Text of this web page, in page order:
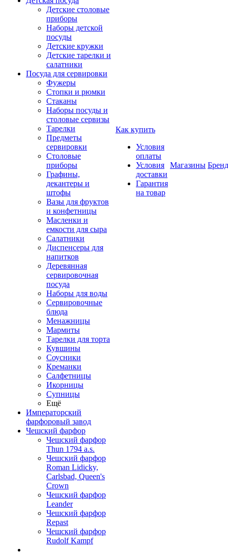
Детские столовые
приборы
Наборы детской
посуды
Детские кружки
Детские тарелки и
салатники
Посуда для сервировки
Фужеры
Стопки и рюмки
Стаканы
Наборы посуды и
столовые сервизы
Тарелки
Предметы
сервировки
Столовые
приборы
Графины,
декантеры и
штофы
Вазы для фруктов
и конфетницы
Масленки и
емкости для сыра
Салатники
Диспенсеры для
напитков
Деревянная
сервировочная
посуда
Наборы для воды
Сервировочные
блюда
Менажницы
Мармиты
Тарелки для торта
Кувшины
Соусники
Креманки
Салфетницы
Икорницы
Супницы
Ещё
Императорский
фарфоровый завод
Чешский фарфор
Чешский фарфор
Thun 1794 a.s.
Чешский фарфор
Roman Lidicky,
Carlsbad, Queen's
Crown
Чешский фарфор
Leander
Чешский фарфор
Repast
Чешский фарфор
Rudolf Kampf
Как купить
Условия
оплаты
Условия
доставки
Гарантия
на товар
Магазины